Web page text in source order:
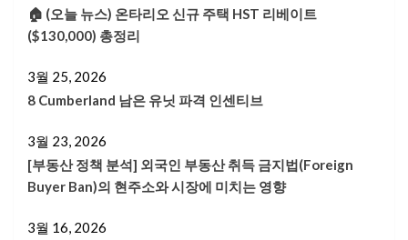
🏠 (오늘 뉴스) 온타리오 신규 주택 HST 리베이트
($130,000) 총정리
3월 25, 2026
8 Cumberland 남은 유닛 파격 인센티브
3월 23, 2026
[부동산 정책 분석] 외국인 부동산 취득 금지법(Foreign
Buyer Ban)의 현주소와 시장에 미치는 영향
3월 16, 2026